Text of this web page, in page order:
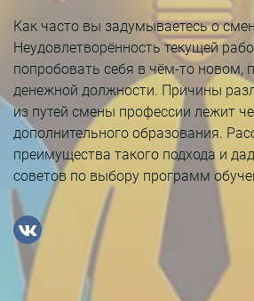
Как часто вы задумываетесь о
Неудовлетворённость текущей
попробовать себя в чём-то новом,
денежной должности. Причины
из путей смены профессии лежит
дополнительного образования.
преимущества такого подхода и
советов по выбору программ